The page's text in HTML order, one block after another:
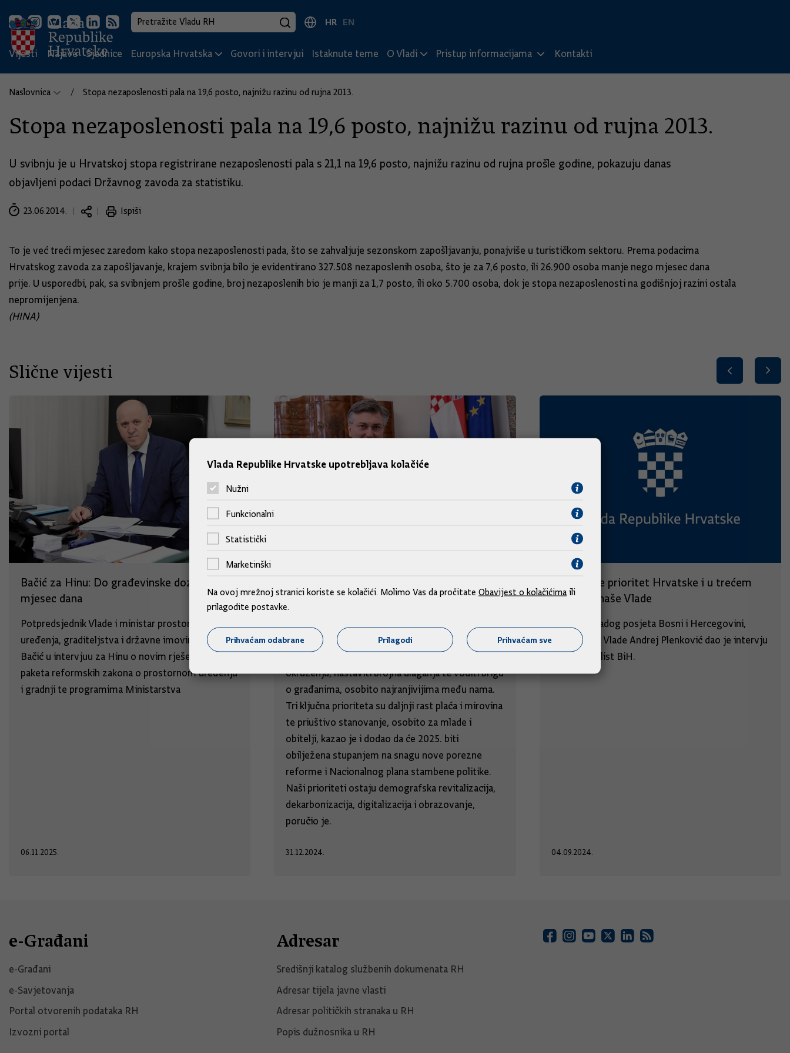
HR EN
Vijesti Najave Sjednice Europska Hrvatska Govori i intervjui Istaknute teme O Vladi Pristup informacijama Kontakti
Naslovnica Stopa nezaposlenosti pala na 19,6 posto, najnižu razinu od rujna 2013.
Stopa nezaposlenosti pala na 19,6 posto, najnižu razinu od rujna 2013.
U svibnju je u Hrvatskoj stopa registrirane nezaposlenosti pala s 21,1 na 19,6 posto, najnižu razinu od rujna prošle godine, pokazuju danas
objavljeni podaci Državnog zavoda za statistiku.
23.06.2014. Ispiši
To je već treći mjesec zaredom kako stopa nezaposlenosti pada, što se zahvaljuje sezonskom zapošljavanju, ponajviše u turističkom sektoru. Prema podacima
Hrvatskog zavoda za zapošljavanje, krajem svibnja bilo je evidentirano 327.508 nezaposlenih osoba, što je za 7,6 posto, ili 26.900 osoba manje nego mjesec dana
prije. U usporedbi, pak, sa svibnjem prošle godine, broj nezaposlenih bio je manji za 1,7 posto, ili oko 5.700 osoba, dok je stopa nezaposlenosti na godišnjoj razini ostala
nepromijenjena.
(HINA)
Slične vijesti
Bačić za Hinu: Do građevinske dozvole za
mjesec dana
Potpredsjednik Vlade i ministar prostornog
uređenja, graditeljstva i državne imovine Branko
Bačić u intervjuu za Hinu o novim rješenjima
paketa reformskih zakona o prostornom uređenju
i gradnji te programima Ministarstva
06.11.2025.
rastom od 3,6%, jednim od najbržih u EU
Vladi u 2025. godini cilj osigurati financijsku
okruženju, nastaviti brojna ulaganja te voditi brigu
o građanima, osobito najranjivijima među nama.
Tri ključna prioriteta su daljnji rast plaća i mirovina
te priuštivo stanovanje, osobito za mlade i
obitelji, kazao je i dodao da će 2025. biti
obilježena stupanjem na snagu nove porezne
reforme i Nacionalnog plana stambene politike.
Naši prioriteti ostaju demografska revitalizacija,
dekarbonizacija, digitalizacija i obrazovanje,
poručio je.
31.12.2024.
BiH ostaje prioritet Hrvatske i u trećem
mandatu naše Vlade
U povodu radog posjeta Bosni i Hercegovini,
predsjednik Vlade Andrej Plenković dao je intervju
za Večernji list BiH.
04.09.2024.
e-Građani
e-Građani
e-Savjetovanja
Portal otvorenih podataka RH
Izvozni portal
Adresar
Središnji katalog službenih dokumenata RH
Adresar tijela javne vlasti
Adresar političkih stranaka u RH
Popis dužnosnika u RH
Vlada Republike Hrvatske upotrebljava kolačiće
Nužni
Funkcionalni
Statistički
Marketinški
Na ovoj mrežnoj stranici koriste se kolačići. Molimo Vas da pročitate Obavijest o kolačićima ili
prilagodite postavke.
Prihvaćam odabrane Prilagodi Prihvaćam sve